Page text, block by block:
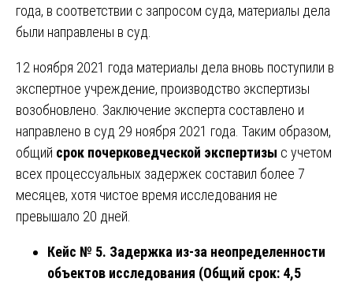
года, в соответствии с запросом суда, материалы дела
были направлены в суд.
12 ноября 2021 года материалы дела вновь поступили в
экспертное учреждение, производство экспертизы
возобновлено. Заключение эксперта составлено и
направлено в суд 29 ноября 2021 года. Таким образом,
общий срок почерковедческой экспертизы с учетом
всех процессуальных задержек составил более 7
месяцев, хотя чистое время исследования не
превышало 20 дней.
Кейс № 5. Задержка из-за неопределенности
объектов исследования (Общий срок: 4,5